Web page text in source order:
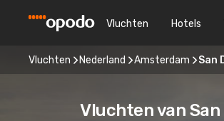
Vluchten Hotels
Vluchten Nederland Amsterdam San
Vluchten van